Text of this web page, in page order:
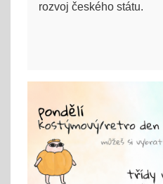
rozvoj českého státu.